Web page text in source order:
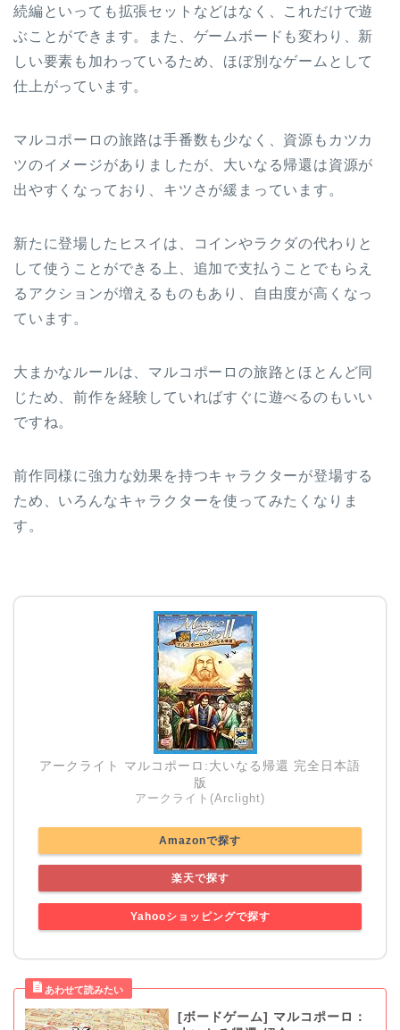
続編といっても拡張セットなどはなく、これだけで遊
ぶことができます。また、ゲームボードも変わり、新
しい要素も加わっているため、ほぼ別なゲームとして
仕上がっています。
マルコポーロの旅路は手番数も少なく、資源もカツカ
ツのイメージがありましたが、大いなる帰還は資源が
出やすくなっており、キツさが緩まっています。
新たに登場したヒスイは、コインやラクダの代わりと
して使うことができる上、追加で支払うことでもらえ
るアクションが増えるものもあり、自由度が高くなっ
ています。
大まかなルールは、マルコポーロの旅路とほとんど同
じため、前作を経験していればすぐに遊べるのもいい
ですね。
前作同様に強力な効果を持つキャラクターが登場する
ため、いろんなキャラクターを使ってみたくなりま
す。
アークライト マルコポーロ:大いなる帰還 完全日本語
版
アークライト(Arclight)
Amazonで探す
楽天で探す
Yahooショッピングで探す
[ボードゲーム] マルコポーロ：